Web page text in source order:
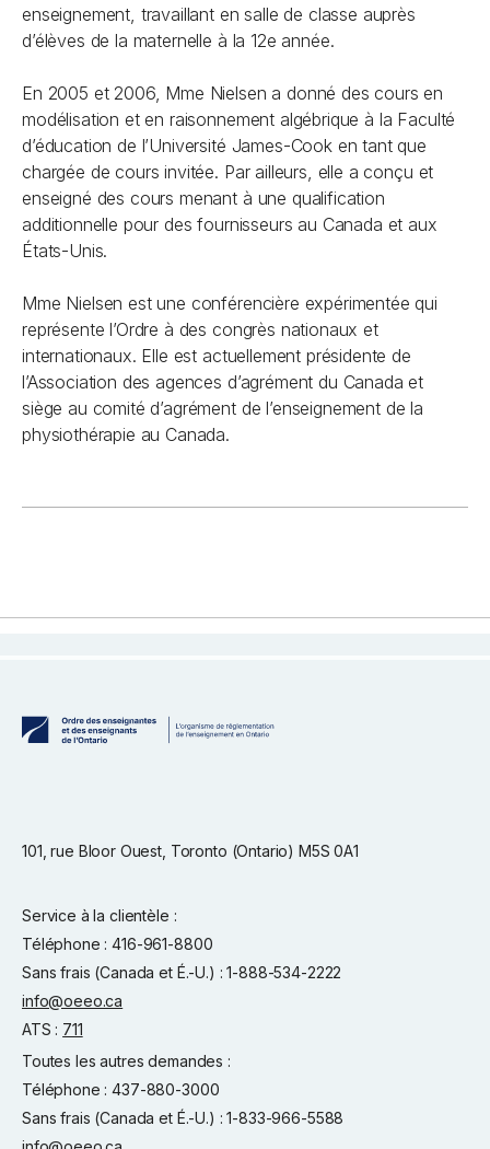
enseignement, travaillant en salle de classe auprès
d’élèves de la maternelle à la 12e année.
En 2005 et 2006, Mme Nielsen a donné des cours en
modélisation et en raisonnement algébrique à la Faculté
d’éducation de l’Université James-Cook en tant que
chargée de cours invitée. Par ailleurs, elle a conçu et
enseigné des cours menant à une qualification
additionnelle pour des fournisseurs au Canada et aux
États-Unis.
Mme Nielsen est une conférencière expérimentée qui
représente l’Ordre à des congrès nationaux et
internationaux. Elle est actuellement présidente de
l’Association des agences d’agrément du Canada et
siège au comité d’agrément de l’enseignement de la
physiothérapie au Canada.
101, rue Bloor Ouest, Toronto (Ontario) M5S 0A1
Service à la clientèle :
Téléphone : 416-961-8800
Sans frais (Canada et É.-U.) : 1-888-534-2222
info@oeeo.ca
ATS : 711
Toutes les autres demandes :
Téléphone : 437-880-3000
Sans frais (Canada et É.-U.) : 1-833-966-5588